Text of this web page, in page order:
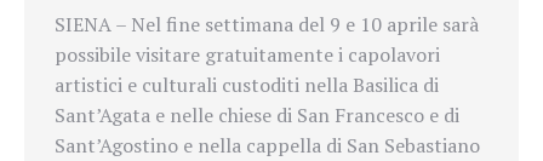
SIENA – Nel fine settimana del 9 e 10 aprile sarà
possibile visitare gratuitamente i capolavori
artistici e culturali custoditi nella Basilica di
Sant’Agata e nelle chiese di San Francesco e di
Sant’Agostino e nella cappella di San Sebastiano